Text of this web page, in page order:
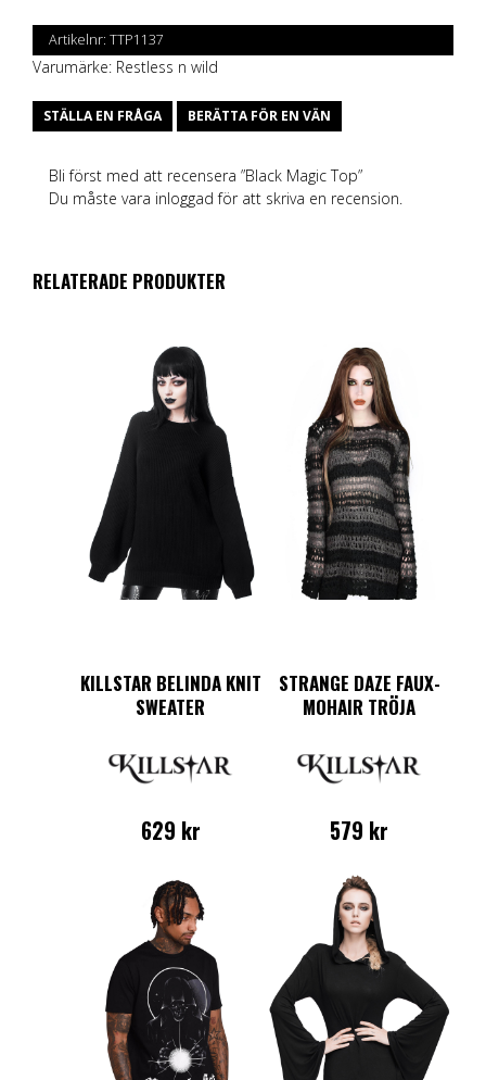
Artikelnr: TTP1137
Varumärke: Restless n wild
STÄLLA EN FRÅGA BERÄTTA FÖR EN VÄN
Bli först med att recensera ”Black Magic Top”
Du måste vara inloggad för att skriva en recension.
RELATERADE PRODUKTER
KILLSTAR BELINDA KNIT
SWEATER
629 kr
här
produkten
har
flera
varianter.
De
olika
alternativen
kan
STRANGE DAZE FAUX-
MOHAIR TRÖJA
579 kr
här
produkten
har
flera
varianter.
olika
alternativen